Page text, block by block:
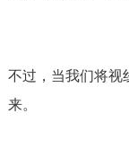
不过，当我们将视
来。